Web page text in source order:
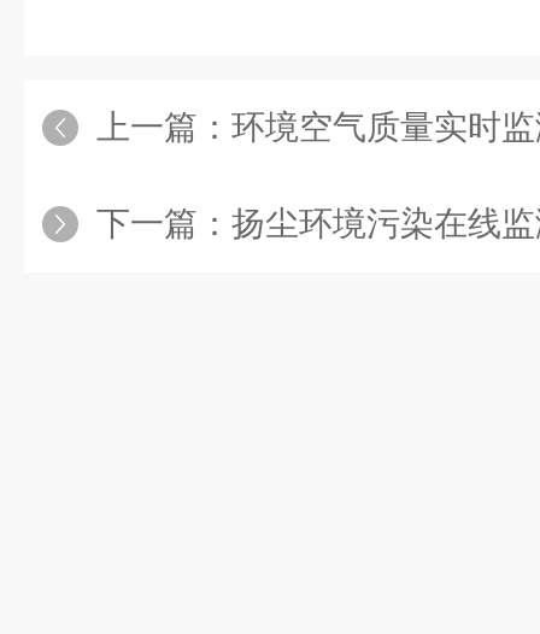
上一篇： 环境空气质量实时监测仪器选
下一篇： 扬尘环境污染在线监测系